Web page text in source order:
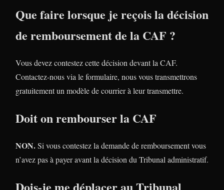
Que faire lorsque je reçois la décision
de remboursement de la CAF ?
Vous devez contestez cette décision devant la CAF.
Contactez-nous via le formulaire, nous vous transmettrons
gratuitement un modèle de courrier à leur transmettre.
Doit on rembourser la CAF
NON.Si vous contestez la demande de remboursement vous
n’avez pas à payer avant la décision du Tribunal administratif.